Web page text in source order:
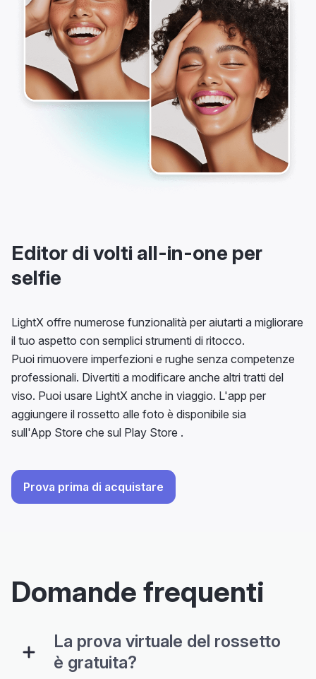
Editor di volti all-in-one per
selfie
LightX offre numerose funzionalità per aiutarti a migliorare
il tuo aspetto con semplici strumenti di ritocco.
Puoi rimuovere imperfezioni e rughe senza competenze
professionali. Divertiti a modificare anche altri tratti del
viso. Puoi usare LightX anche in viaggio. L'app per
aggiungere il rossetto alle foto è disponibile sia
sull'App Store che sul Play Store .
Prova prima di acquistare
Domande frequenti
La prova virtuale del rossetto
è gratuita?